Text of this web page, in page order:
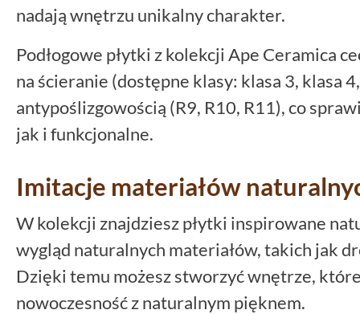
nadają wnętrzu unikalny charakter.
Podłogowe płytki z kolekcji Ape Ceramica
na ścieranie (dostępne klasy: klasa 3, klasa
antypoślizgowością (R9, R10, R11), co
jak i funkcjonalne.
Imitacje materiałów
W kolekcji znajdziesz płytki inspirowane
wygląd naturalnych materiałów, takich jak
Dzięki temu możesz stworzyć wnętrze,
nowoczesność z naturalnym pięknem.